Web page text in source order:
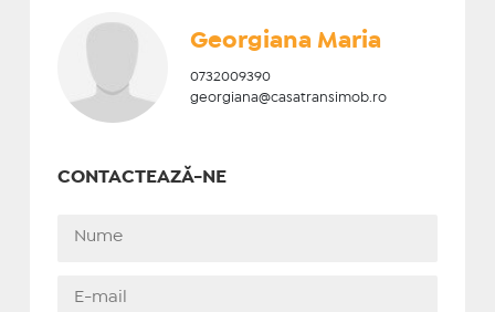
Georgiana Maria
0732009390
georgiana@casatransimob.ro
CONTACTEAZĂ-NE